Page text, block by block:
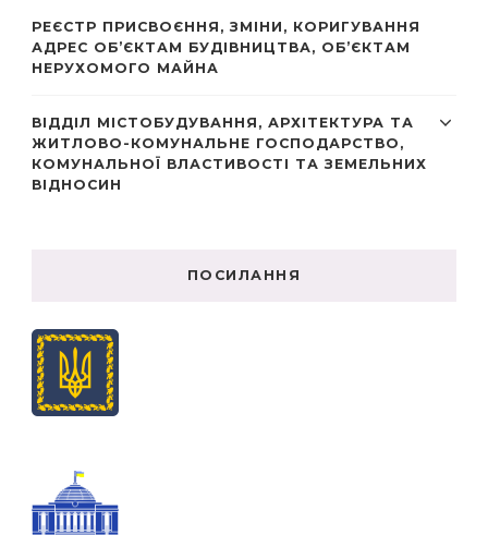
РЕЄСТР ПРИСВОЄННЯ, ЗМІНИ, КОРИГУВАННЯ
АДРЕС ОБ’ЄКТАМ БУДІВНИЦТВА, ОБ’ЄКТАМ
НЕРУХОМОГО МАЙНА
ВІДДІЛ МІСТОБУДУВАННЯ, АРХІТЕКТУРА ТА
ЖИТЛОВО-КОМУНАЛЬНЕ ГОСПОДАРСТВО,
КОМУНАЛЬНОЇ ВЛАСТИВОСТІ ТА ЗЕМЕЛЬНИХ
ВІДНОСИН
ПОСИЛАННЯ